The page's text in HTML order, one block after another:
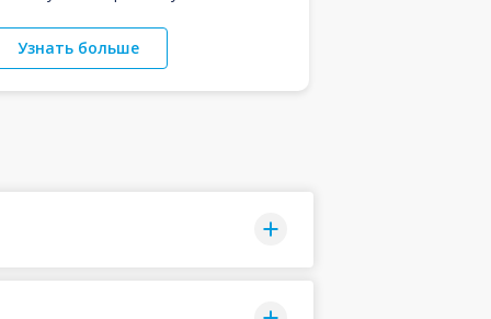
Узнать больше